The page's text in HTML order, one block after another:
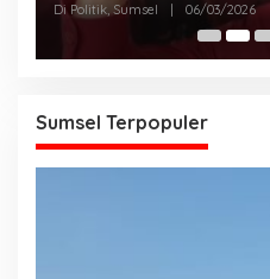
Di Politik, Sumsel 06/03/2026
Sumsel Terpopuler